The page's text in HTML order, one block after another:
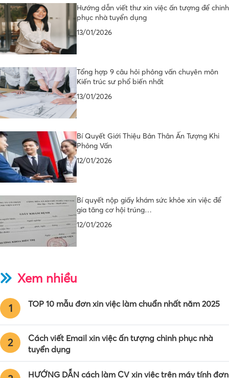
Hướng dẫn viết thư xin việc ấn tượng để chinh
phục nhà tuyển dụng
13/01/2026
Tổng hợp 9 câu hỏi phỏng vấn chuyên môn
Kiến trúc sư phổ biến nhất
13/01/2026
Bí Quyết Giới Thiệu Bản Thân Ấn Tượng Khi
Phỏng Vấn
12/01/2026
Bí quyết nộp giấy khám sức khỏe xin việc để
gia tăng cơ hội trúng…
12/01/2026
Xem nhiều
1 TOP 10 mẫu đơn xin việc làm chuẩn nhất năm 2025
2
Cách viết Email xin việc ấn tượng chinh phục nhà
tuyển dụng
HƯỚNG DẪN cách làm CV xin việc trên máy tính đơn